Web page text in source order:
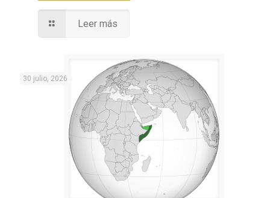
Leer más
30 julio, 2026